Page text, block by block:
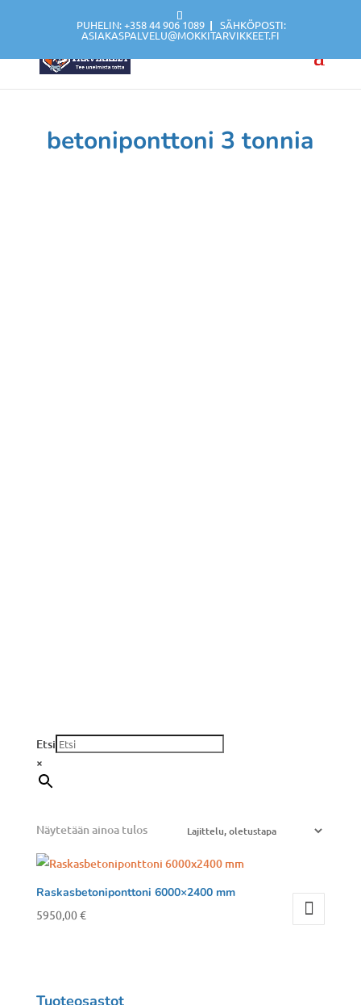
PUHELIN: +358 44 906 1089 |SÄHKÖPOSTI:
ASIAKASPALVELU@MOKKITARVIKKEET.FI
betoniponttoni 3 tonnia
Etsi
×
Näytetään ainoa tulos
Raskasbetoniponttoni 6000×2400 mm
5950,00€